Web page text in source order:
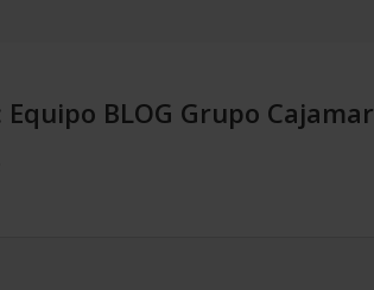
Equipo BLOG Grupo Cajamar